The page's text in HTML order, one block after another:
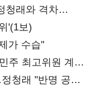
청래와 격차
'(1보)
가 수습"
주 최고위원 계파
청래 "반명 공세